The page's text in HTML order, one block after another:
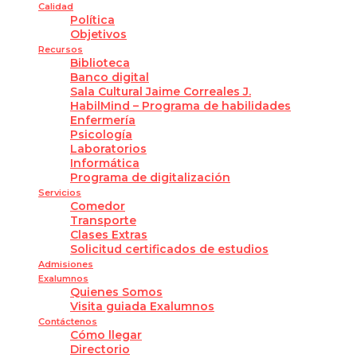
Calidad
Política
Objetivos
Recursos
Biblioteca
Banco digital
Sala Cultural Jaime Correales J.
HabilMind – Programa de habilidades
Enfermería
Psicología
Laboratorios
Informática
Programa de digitalización
Servicios
Comedor
Transporte
Clases Extras
Solicitud certificados de estudios
Admisiones
Exalumnos
Quienes Somos
Visita guiada Exalumnos
Contáctenos
Cómo llegar
Directorio